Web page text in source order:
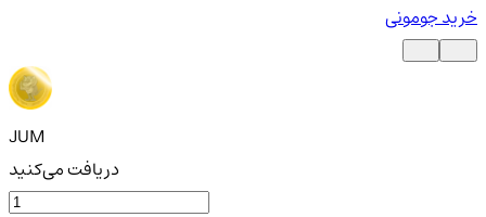
خرید جومونی
JUM
دریافت می‌کنید